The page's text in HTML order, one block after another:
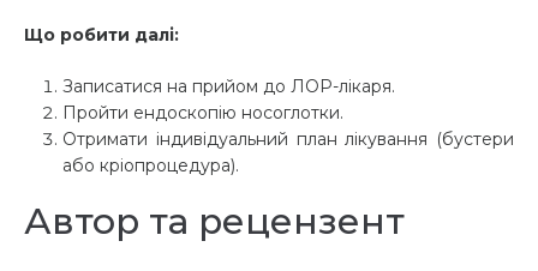
Що робити далі:
Записатися на прийом до ЛОР-лікаря.
Пройти ендоскопію носоглотки.
Отримати індивідуальний план лікування (бустери
або кріопроцедура).
Автор та рецензент